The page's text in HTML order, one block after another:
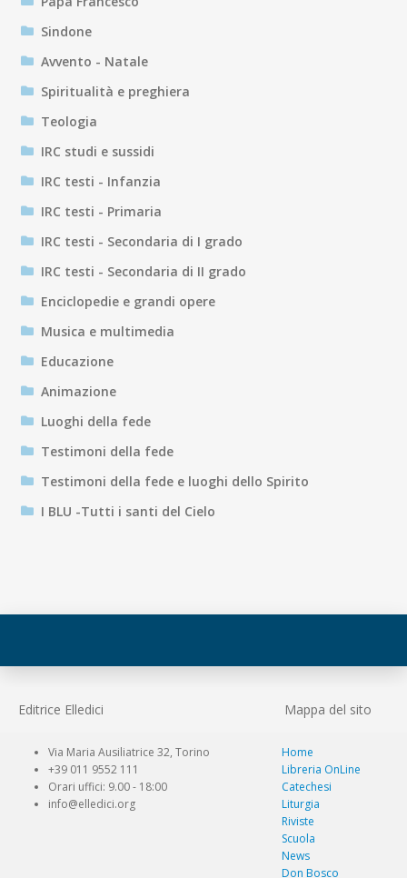
Sindone
Avvento - Natale
Spiritualità e preghiera
Teologia
IRC studi e sussidi
IRC testi - Infanzia
IRC testi - Primaria
IRC testi - Secondaria di I grado
IRC testi - Secondaria di II grado
Enciclopedie e grandi opere
Musica e multimedia
Educazione
Animazione
Luoghi della fede
Testimoni della fede
Testimoni della fede e luoghi dello Spirito
I BLU -Tutti i santi del Cielo
Editrice Elledici Mappa del sito
Via Maria Ausiliatrice 32, Torino
+39 011 9552 111
Orari uffici: 9.00 - 18:00
info@elledici.org
Home
Libreria OnLine
Catechesi
Liturgia
Riviste
Scuola
News
Don Bosco